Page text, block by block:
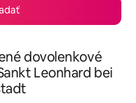
dovolenkové
Leonhard bei